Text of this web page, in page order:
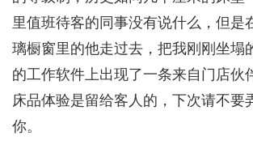
里值班待客的同事没有说什么，但是
璃橱窗里的他走过去，把我刚刚坐塌
的工作软件上出现了一条来自门店伙
床品体验是留给客人的，下次请不要
你。